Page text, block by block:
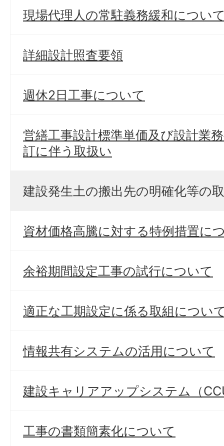
現場代理人の常駐義務緩和につい
詳細設計照査要領
週休2日工事について
営繕工事設計標準単価及び設計業
訂に伴う取扱い
建設発生土の搬出先の明確化等の
資材価格高騰に対する特例措置に
余裕期間設定工事の試行について
適正な工期設定に係る取組につい
情報共有システムの活用について
建設キャリアアップシステム（
工事の書類簡素化について